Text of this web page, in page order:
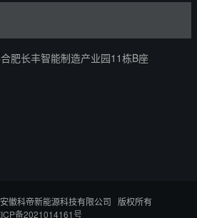
肥长丰智能制造产业园11栋B座
徽科帝新能源科技有限公司 版权所有
备2021014161号